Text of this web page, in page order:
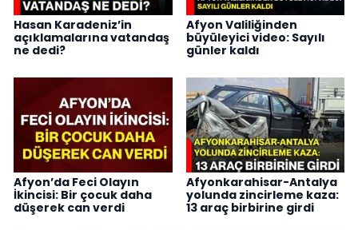
Hasan Karadeniz’in
açıklamalarına vatandaş
ne dedi?
Afyon Valiliğinden
büyüleyici video: Sayılı
günler kaldı
Afyon’da Feci Olayın
İkincisi: Bir çocuk daha
düşerek can verdi
Afyonkarahisar-Antalya
yolunda zincirleme kaza:
13 araç birbirine girdi